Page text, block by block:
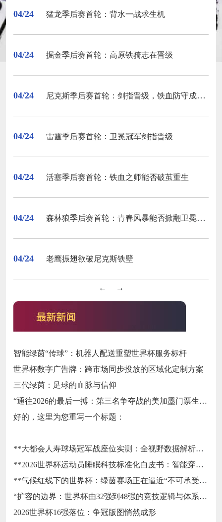
04/24 猛龙季后赛首轮：背水一战求生机
04/24 掘金季后赛首轮：高原铁骑志在晋级
04/24 尼克斯季后赛首轮：剑指晋级，铁血防守成关键
04/24 雷霆季后赛首轮：卫冕冠军剑指晋级
04/24 活塞季后赛首轮：铁血之师能否破茧重生
04/24 森林狼季后赛首轮：青春风暴能否掀翻卫冕冠军
04/24 老鹰振翅欲破尼克斯铁壁
← →
智能绿茵“传球”：机器人配送重塑世界杯服务标杆
世界杯数字广告牌：跨市场同步投放的区域化定制方案
三代绿茵：足球的血脉与信仰
“通往2026的最后一搏：第三名争夺战的美加墨门票生死局”
好的，这里为您重写一个标题：
**大都会人寿球场冠军战座位实测：全视野数据解析与等级精准评估**
**2026世界杯运动员睡眠科技标准化白皮书：智能穿戴监测标准与认证体系框架**
**气候红线下的世界杯：绿茵赛场正在逼近“不可承受之热”**
“扩容的边界：世界杯由32强到48强的竞技逻辑与体系重塑”
2026世界杯16强落位：争冠版图悄然成形